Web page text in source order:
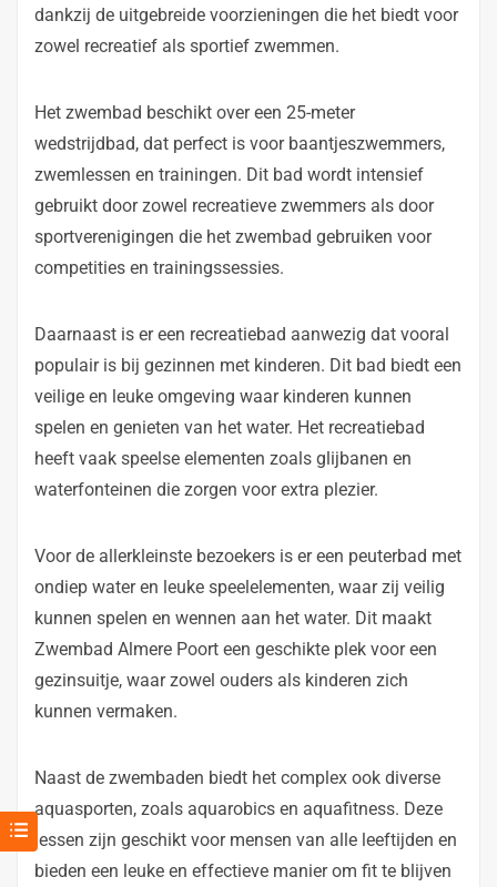
dankzij de uitgebreide voorzieningen die het biedt voor
zowel recreatief als sportief zwemmen.
Het zwembad beschikt over een 25-meter
wedstrijdbad, dat perfect is voor baantjeszwemmers,
zwemlessen en trainingen. Dit bad wordt intensief
gebruikt door zowel recreatieve zwemmers als door
sportverenigingen die het zwembad gebruiken voor
competities en trainingssessies.
Daarnaast is er een recreatiebad aanwezig dat vooral
populair is bij gezinnen met kinderen. Dit bad biedt een
veilige en leuke omgeving waar kinderen kunnen
spelen en genieten van het water. Het recreatiebad
heeft vaak speelse elementen zoals glijbanen en
waterfonteinen die zorgen voor extra plezier.
Voor de allerkleinste bezoekers is er een peuterbad met
ondiep water en leuke speelelementen, waar zij veilig
kunnen spelen en wennen aan het water. Dit maakt
Zwembad Almere Poort een geschikte plek voor een
gezinsuitje, waar zowel ouders als kinderen zich
kunnen vermaken.
Naast de zwembaden biedt het complex ook diverse
aquasporten, zoals aquarobics en aquafitness. Deze
lessen zijn geschikt voor mensen van alle leeftijden en
bieden een leuke en effectieve manier om fit te blijven